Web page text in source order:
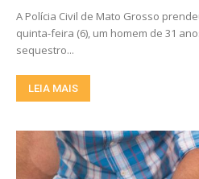
A Polícia Civil de Mato Grosso
quinta-feira (6), um homem de 31
sequestro...
LEIA MAIS